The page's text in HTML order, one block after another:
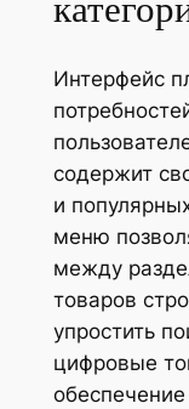
Интерфейс
содержит
и
меню
между
товаров
упростить
цифровые